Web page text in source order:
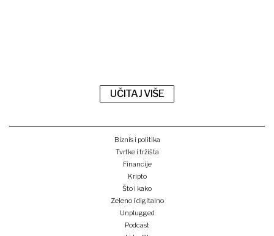
UČITAJ VIŠE
Biznis i politika
Tvrtke i tržišta
Financije
Kripto
Što i kako
Zeleno i digitalno
Unplugged
Podcast